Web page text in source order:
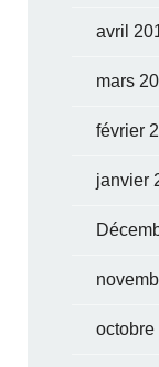
avril
mars
février
janvier
octobre